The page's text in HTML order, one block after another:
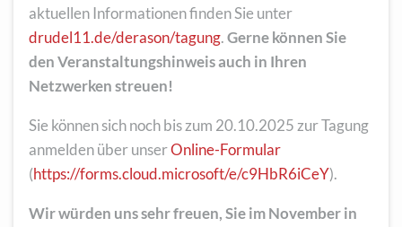
aktuellen Informationen finden Sie unter
drudel11.de/derason/tagung.Gerne können Sie
den Veranstaltungshinweis auch in Ihren
Netzwerken streuen!
Sie können sich noch bis zum 20.10.2025 zur Tagung
anmelden über unserOnline-Formular
(https://forms.cloud.microsoft/e/c9HbR6iCeY).
Wir würden uns sehr freuen, Sie im November in